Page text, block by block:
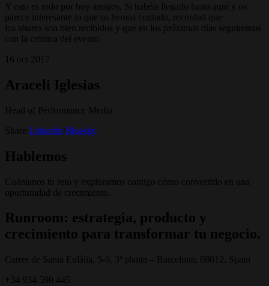
Y esto es todo por hoy amigos. Si habéis llegado hasta aquí y os
parece interesante lo que os hemos contado, recordad que
los shares son bien recibidos y que en los próximos días seguiremos
con la crónica del evento.
16 oct 2017
Araceli Iglesias
Head of Performance Media
Share: Linkedin Bluesky
Hablemos
Cuéntanos tu reto y exploramos contigo cómo convertirlo en una
oportunidad de crecimiento.
Runroom: estrategia, producto y
crecimiento para transformar tu negocio.
Carrer de Santa Eulàlia, 5-9, 3ª planta – Barcelona, 08012, Spain
+34 934 590 445